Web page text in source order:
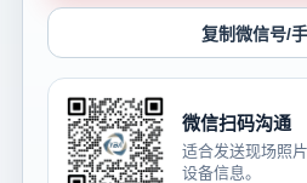
复制微信号/
微信扫码沟通
适合发送现场照
设备信息。